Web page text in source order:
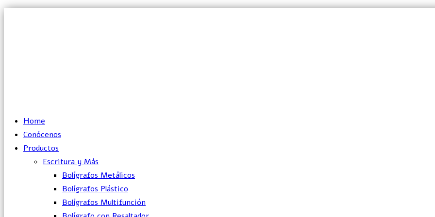
Home
Conócenos
Productos
Escritura y Más
Bolígrafos Metálicos
Bolígrafos Plástico
Bolígrafos Multifunción